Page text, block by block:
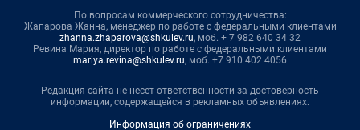
По вопросам коммерческого сотрудничества:
Жапарова Жанна, менеджер по работе с федеральными клиентами
zhanna.zhaparova@shkulev.ru, моб. + 7 982 640 34 32
Ревина Мария, директор по работе с федеральными клиентами
mariya.revina@shkulev.ru, моб. +7 910 402 4056
Редакция сайта не несет ответственности за достоверность
информации, содержащейся в рекламных объявлениях.
Информация об ограничениях